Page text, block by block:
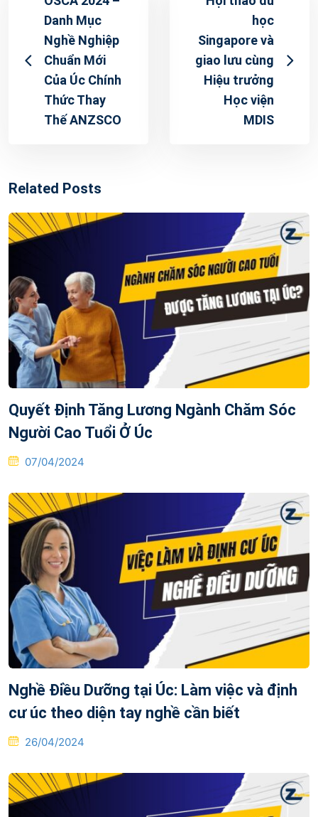
Danh Mục
Nghề Nghiệp
Chuẩn Mới
Của Úc Chính
Thức Thay
Thế ANZSCO
học
Singapore và
giao lưu cùng
Hiệu trưởng
Học viện
MDIS
Related Posts
Quyết Định Tăng Lương Ngành Chăm Sóc
Người Cao Tuổi Ở Úc
Posted
07/04/2024
Nghề Điều Dưỡng tại Úc: Làm việc và định
cư úc theo diện tay nghề cần biết
Posted
26/04/2024